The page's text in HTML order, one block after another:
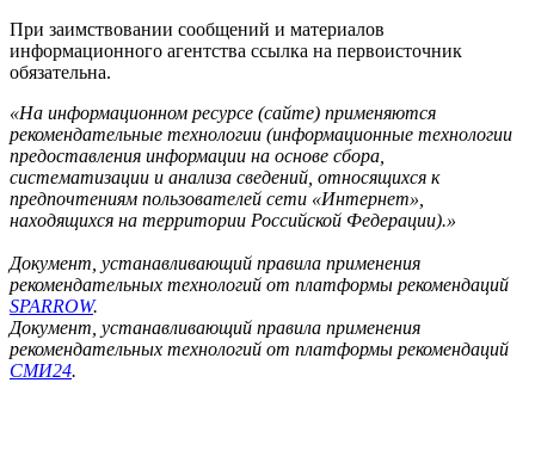
При заимствовании сообщений и материалов
информационного агентства ссылка на первоисточник
обязательна.
«На информационном ресурсе (сайте) применяются
рекомендательные технологии (информационные технологии
предоставления информации на основе сбора,
систематизации и анализа сведений, относящихся к
предпочтениям пользователей сети «Интернет»,
находящихся на территории Российской Федерации).»
Документ, устанавливающий правила применения
рекомендательных технологий от платформы рекомендаций
SPARROW.
Документ, устанавливающий правила применения
рекомендательных технологий от платформы рекомендаций
СМИ24.